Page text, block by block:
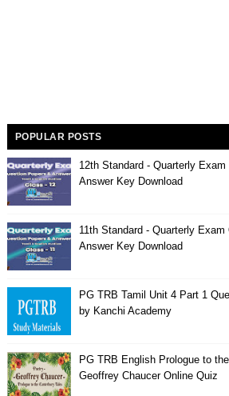
POPULAR POSTS
12th Standard - Quarterly
Answer Key Download
11th Standard - Quarterly
Answer Key Download
PG TRB Tamil Unit 4 Part 1
by Kanchi Academy
PG TRB English Prologue to
Geoffrey Chaucer Online Quiz